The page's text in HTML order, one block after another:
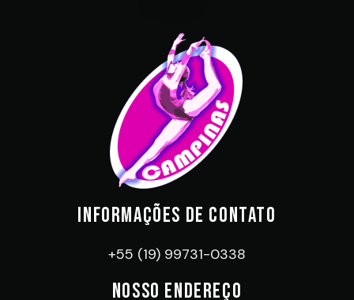
INFORMAÇÕES DE CONTATO
+55 (19) 99731-0338
NOSSO ENDEREÇO